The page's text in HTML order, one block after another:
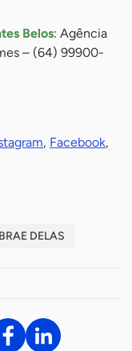
Belos: Agência
– (64) 99900-
, Facebook,
DELAS